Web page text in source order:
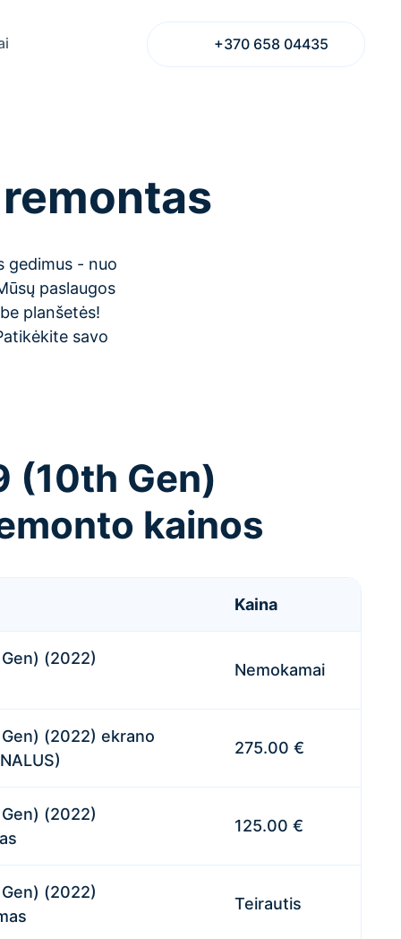
+370 658 04435
gedimus - nuo
paslaugos
planšetės!
savo
(10th Gen)
kainos
Kaina
(2022)
Nemokamai
(2022) ekrano
275.00 €
(2022)
125.00 €
(2022)
Teirautis